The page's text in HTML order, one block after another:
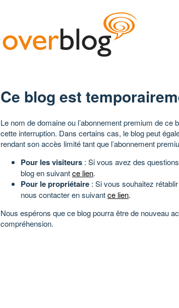
Ce blog est
Le nom de domaine ou l’abonnement premium de ce
cette interruption. Dans certains cas, le blog peut
rendant son accès limité tant que l’abonnement
Pour les visiteurs : Si vous avez des
blog en suivantce lien.
Pour le propriétaire : Si vous souhaitez
nous contacter en suivantce lien.
Nous espérons que ce blog pourra être de nouveau
compréhension.